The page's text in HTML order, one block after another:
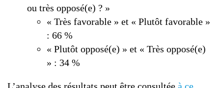
ou très opposé(e) ? »
« Très favorable » et « Plutôt favorable »
: 66 %
« Plutôt opposé(e) » et « Très opposé(e)
» : 34 %